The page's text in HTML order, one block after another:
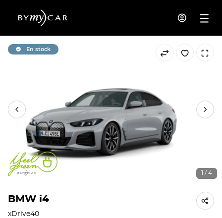
En stock
1 / 4
BMW i4
xDrive40